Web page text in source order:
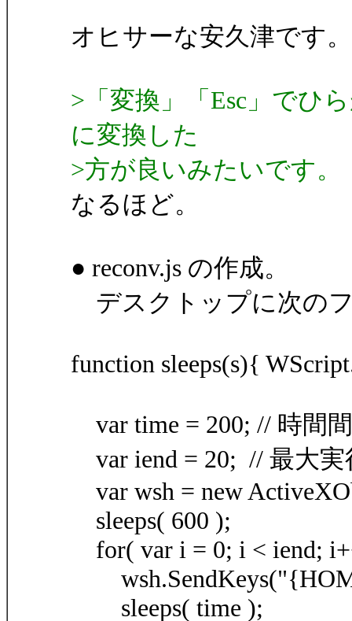
オヒサーな安久津です。
>「変換」「Esc」でひ
に変換した
>方が良いみたいです
なるほど。
● reconv.js の作成。
デスクトップに次の
function sleeps(s){
var time = 200; // 時間
var iend = 20; // 最大実
var wsh = new
sleeps( 600 );
for( var i = 0; i < iend;
sleeps( time );